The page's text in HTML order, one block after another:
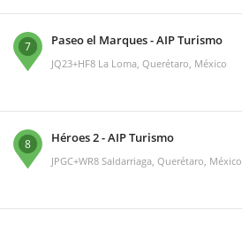
7 Paseo el Marques - AIP Turismo
JQ23+HF8 La Loma, Querétaro, México
8 Héroes 2 - AIP Turismo
JPGC+WR8 Saldarriaga, Querétaro, México